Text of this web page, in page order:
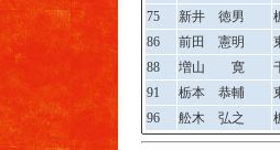
75
新井 徳男
86
前田 憲明
88
増山 寛
91
栃本 恭輔
96
舩木 弘之